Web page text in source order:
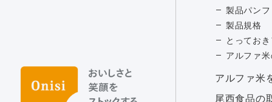
製品パン
製品規格
とってお
アルファ
アルファ⽶
尾西食品の